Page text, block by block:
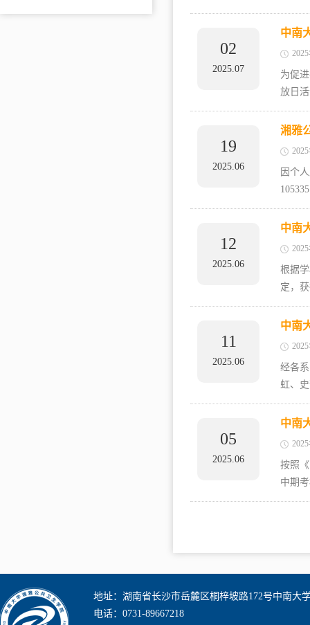
02
2025.07
中南
为促
放日
19
2025.06
湘雅
因个
12
2025.06
中南
根据
定，
11
2025.06
中南
经各
虹、
05
2025.06
中南
按照
中期
地址：湖南省长沙市岳麓区桐梓坡路172号中南大
电话：0731-89667218